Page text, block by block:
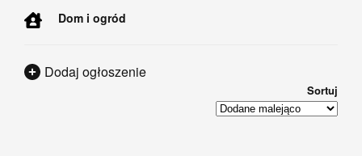
Dom i ogród
Dodaj ogłoszenie
Sortuj